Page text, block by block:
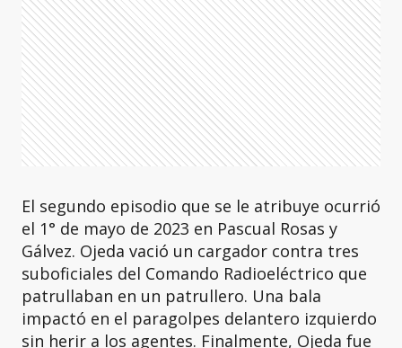
El segundo episodio que se le atribuye ocurrió
el 1° de mayo de 2023 en Pascual Rosas y
Gálvez. Ojeda vació un cargador contra tres
suboficiales del Comando Radioeléctrico que
patrullaban en un patrullero. Una bala
impactó en el paragolpes delantero izquierdo
sin herir a los agentes. Finalmente, Ojeda fue